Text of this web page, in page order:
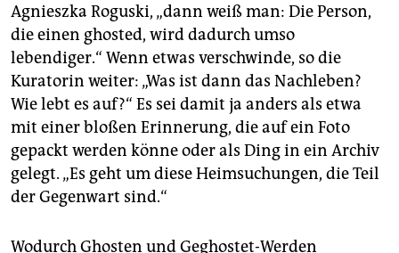
Agnieszka Roguski, „dann weiß man: Die Person,
die einen ghosted, wird dadurch umso
lebendiger.“ Wenn etwas verschwinde, so die
Kuratorin weiter: „Was ist dann das Nachleben?
Wie lebt es auf?“ Es sei damit ja anders als etwa
mit einer bloßen Erinnerung, die auf ein Foto
gepackt werden könne oder als Ding in ein Archiv
gelegt. „Es geht um diese Heimsuchungen, die Teil
der Gegenwart sind.“
Wodurch Ghosten und Geghostet-Werden